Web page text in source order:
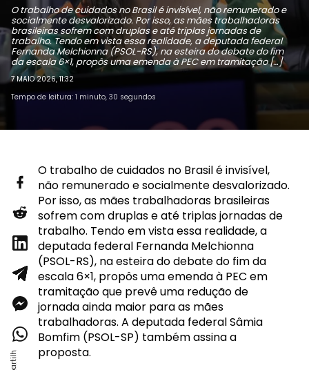
O trabalho de cuidados no Brasil é invisível, não remunerado e
socialmente desvalorizado. Por isso, as mães trabalhadoras
brasileiras sofrem com druplas e até triplas jornadas de
trabalho. Tendo em vista essa realidade, a deputada federal
Fernanda Melchionna (PSOL-RS), na esteira do debate do fim
da escala 6×1, propôs uma emenda à PEC em tramitação […]
7 MAIO 2026, 11:32
Tempo de leitura: 1 minuto, 30 segundos
O trabalho de cuidados no Brasil é invisível,
não remunerado e socialmente desvalorizado.
Por isso, as mães trabalhadoras brasileiras
sofrem com druplas e até triplas jornadas de
trabalho. Tendo em vista essa realidade, a
deputada federal Fernanda Melchionna
(PSOL-RS), na esteira do debate do fim da
escala 6×1, propôs uma emenda à PEC em
tramitação que prevê uma redução de
jornada ainda maior para as mães
trabalhadoras. A deputada federal Sâmia
Bomfim (PSOL-SP) também assina a
proposta.